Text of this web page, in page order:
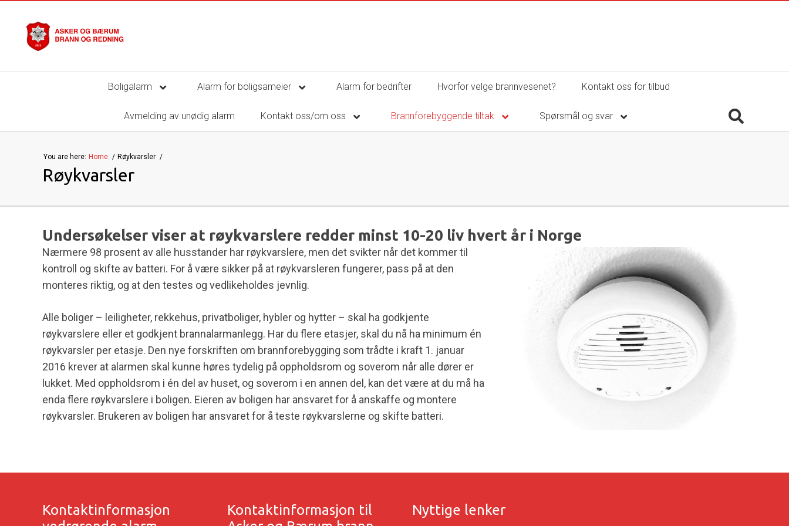
Boligalarm Alarm for boligsameier Alarm for bedrifter Hvorfor velge brannvesenet? Kontakt oss for tilbud
Avmelding av unødig alarm Kontakt oss/om oss Brannforebyggende tiltak Spørsmål og svar
You are here: Home Røykvarsler
Røykvarsler
Undersøkelser viser at røykvarslere redder minst 10-20 liv hvert år i Norge
Nærmere 98 prosent av alle husstander har røykvarslere, men det svikter når det kommer til
kontroll og skifte av batteri. For å være sikker på at røykvarsleren fungerer, pass på at den
monteres riktig, og at den testes og vedlikeholdes jevnlig.
Alle boliger – leiligheter, rekkehus, privatboliger, hybler og hytter – skal ha godkjente
røykvarslere eller et godkjent brannalarmanlegg. Har du flere etasjer, skal du nå ha minimum én
røykvarsler per etasje. Den nye forskriften om brannforebygging som trådte i kraft 1. januar
2016 krever at alarmen skal kunne høres tydelig på oppholdsrom og soverom når alle dører er
lukket. Med oppholdsrom i én del av huset, og soverom i en annen del, kan det være at du må ha
enda flere røykvarslere i boligen. Eieren av boligen har ansvaret for å anskaffe og montere
røykvarsler. Brukeren av boligen har ansvaret for å teste røykvarslerne og skifte batteri.
Kontaktinformasjon
Kontaktinformasjon til
Nyttige lenker